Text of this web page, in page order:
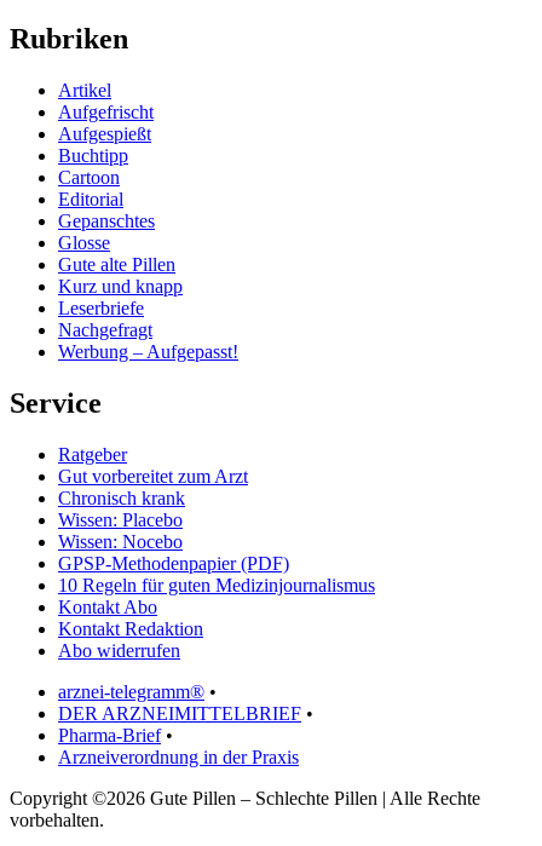
Rubriken
Artikel
Aufgefrischt
Aufgespießt
Buchtipp
Cartoon
Editorial
Gepanschtes
Glosse
Gute alte Pillen
Kurz und knapp
Leserbriefe
Nachgefragt
Werbung – Aufgepasst!
Service
Ratgeber
Gut vorbereitet zum Arzt
Chronisch krank
Wissen: Placebo
Wissen: Nocebo
GPSP-Methodenpapier (PDF)
10 Regeln für guten Medizinjournalismus
Kontakt Abo
Kontakt Redaktion
Abo widerrufen
arznei-telegramm® •
DER ARZNEIMITTELBRIEF •
Pharma-Brief•
Arzneiverordnung in der Praxis
Copyright ©2026 Gute Pillen – Schlechte Pillen | Alle Rechte
vorbehalten.